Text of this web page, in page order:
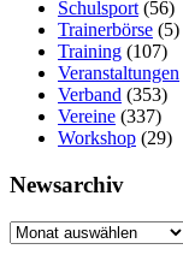
Schulsport (56)
Trainerbörse (5)
Training (107)
Veranstaltungen
Verband (353)
Vereine (337)
Workshop (29)
Newsarchiv
Newsarchiv